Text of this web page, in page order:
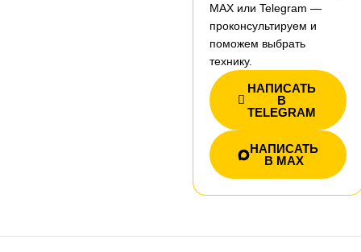
MAX или Telegram —
проконсультируем и
поможем выбрать
технику.
НАПИСАТЬ
В
TELEGRAM
НАПИСАТЬ
В MAX